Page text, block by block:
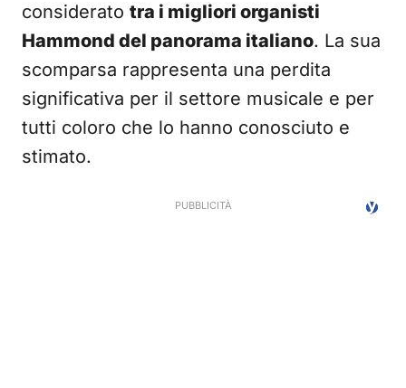
considerato tra i migliori organisti
Hammond del panorama italiano. La sua
scomparsa rappresenta una perdita
significativa per il settore musicale e per
tutti coloro che lo hanno conosciuto e
stimato.